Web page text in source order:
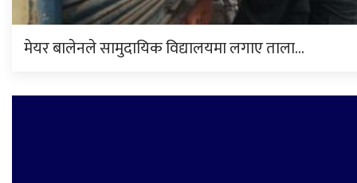
मेयर बालेनले सामुदायिक विद्यालयमा लगाए ताला…